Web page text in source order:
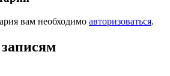
вам необходимо авторизоваться.